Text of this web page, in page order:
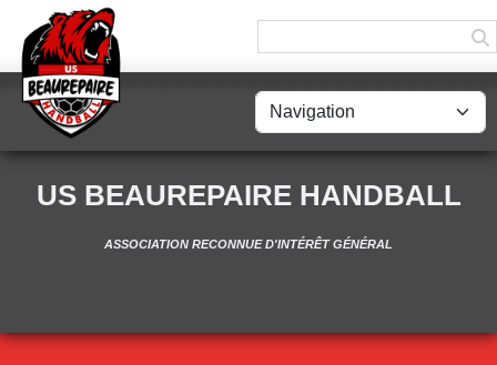
US BEAUREPAIRE HANDBALL
ASSOCIATION RECONNUE D'INTÉRÊT GÉNÉRAL
Panneau de gestion des cookies